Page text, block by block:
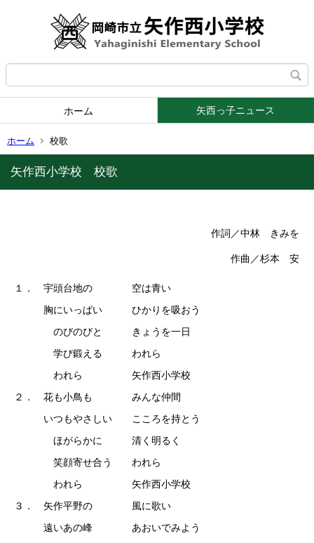
ホーム 矢西っ子ニュース
ホーム 校歌
矢作西小学校 校歌
作詞／中林 きみを
作曲／杉本 安
１． 宇頭台地の 空は青い
胸にいっぱい ひかりを吸おう
のびのびと きょうを一日
学び鍛える われら
われら 矢作西小学校
２． 花も小鳥も みんな仲間
いつもやさしい こころを持とう
ほがらかに 清く明るく
笑顔寄せ合う われら
われら 矢作西小学校
３． 矢作平野の 風に歌い
遠いあの峰 あおいでみよう